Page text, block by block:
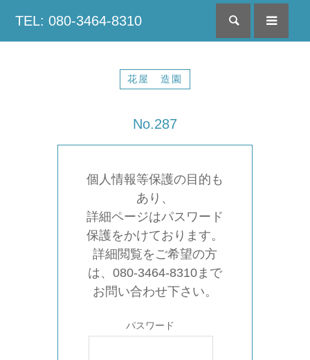
TEL: 080-3464-8310 検索
花屋 造園
No.287
個人情報等保護の目的も
あり、
詳細ページはパスワード
保護をかけております。
詳細閲覧をご希望の方
は、080-3464-8310まで
お問い合わせ下さい。
パスワード